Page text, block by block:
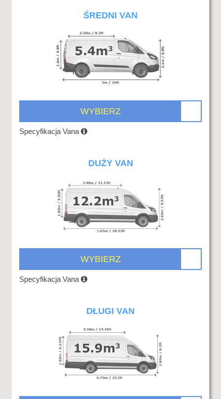
ŚREDNI VAN
WYBIERZ
Specyfikacja Vana
DUŻY VAN
WYBIERZ
Specyfikacja Vana
DŁUGI VAN